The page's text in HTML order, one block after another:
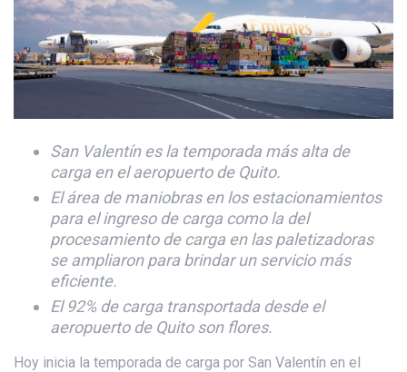
San Valentín es la temporada más alta de
carga en el aeropuerto de Quito.
El área demaniobras en los estacionamientos
para el ingreso de carga como la del
procesamiento de carga en las paletizadoras
se ampliaron para brindar un servicio más
eficiente.
El 92% de carga transportada desde el
aeropuerto de Quito son flores.
Hoy inicia la temporada de carga por San Valentín en el